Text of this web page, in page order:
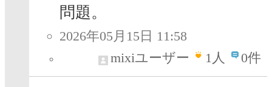
問題。
2026年05月15日 11:58
mixiユーザー
1人 0件